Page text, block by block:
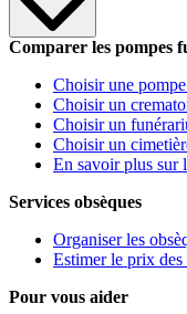
Comparer les pompes
Choisir une
Choisir un
Choisir un
Choisir un
En savoir plus sur
Services obsèques
Organiser les
Estimer le prix des
Pour vous aider